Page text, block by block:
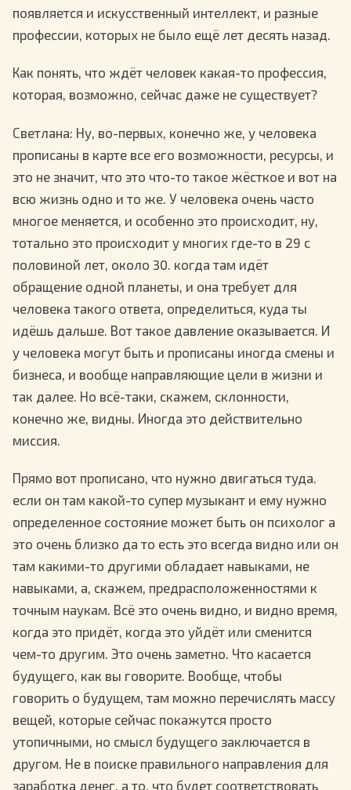
появляется и искусственный интеллект, и разные
профессии, которых не было ещё лет десять назад.
Как понять, что ждёт человек какая-то профессия,
которая, возможно, сейчас даже не существует?
Светлана: Ну, во-первых, конечно же, у человека
прописаны в карте все его возможности, ресурсы, и
это не значит, что это что-то такое жёсткое и вот на
всю жизнь одно и то же. У человека очень часто
многое меняется, и особенно это происходит, ну,
тотально это происходит у многих где-то в 29 с
половиной лет, около 30. когда там идёт
обращение одной планеты, и она требует для
человека такого ответа, определиться, куда ты
идёшь дальше. Вот такое давление оказывается. И
у человека могут быть и прописаны иногда смены и
бизнеса, и вообще направляющие цели в жизни и
так далее. Но всё-таки, скажем, склонности,
конечно же, видны. Иногда это действительно
миссия.
Прямо вот прописано, что нужно двигаться туда.
если он там какой-то супер музыкант и ему нужно
определенное состояние может быть он психолог а
это очень близко да то есть это всегда видно или он
там какими-то другими обладает навыками, не
навыками, а, скажем, предрасположенностями к
точным наукам. Всё это очень видно, и видно время,
когда это придёт, когда это уйдёт или сменится
чем-то другим. Это очень заметно. Что касается
будущего, как вы говорите. Вообще, чтобы
говорить о будущем, там можно перечислять массу
вещей, которые сейчас покажутся просто
утопичными, но смысл будущего заключается в
другом. Не в поиске правильного направления для
заработка денег, а то, что будет соответствовать